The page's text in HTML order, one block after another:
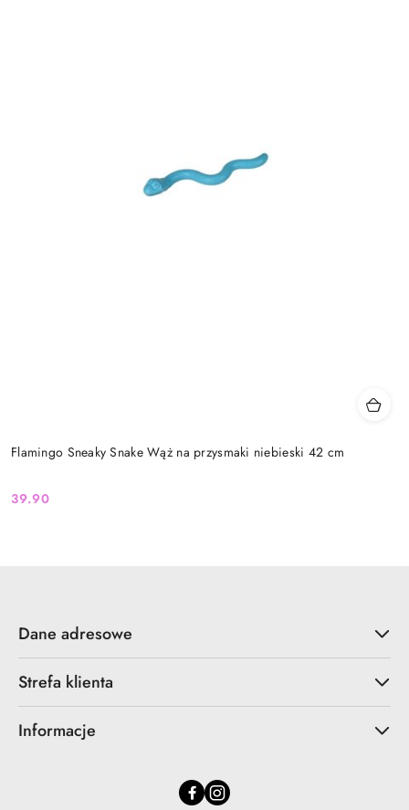
Flamingo Sneaky Snake Wąż na przysmaki niebieski 42 cm
Cena:
39.90
Dane adresowe
Strefa klienta
Informacje